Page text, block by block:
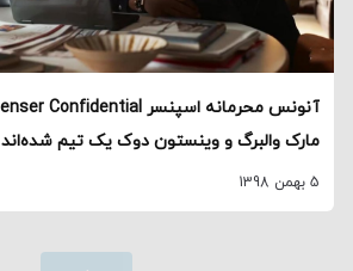
مارک والبرگ و وینستون دوک یک تیم شده‌اند
5 بهمن 1398